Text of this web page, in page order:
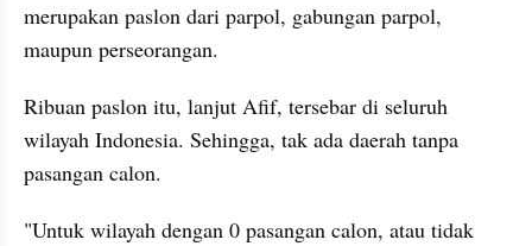
merupakan paslon dari parpol, gabungan parpol,
maupun perseorangan.
Ribuan paslon itu, lanjut Afif, tersebar di seluruh
wilayah Indonesia. Sehingga, tak ada daerah tanpa
pasangan calon.
"Untuk wilayah dengan 0 pasangan calon, atau tidak